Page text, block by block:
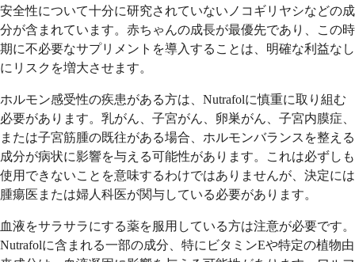
安全性について十分に研究されていないノコギリヤシなどの成
分が含まれています。赤ちゃんの成長が最優先であり、この時
期に不必要なサプリメントを導入することは、明確な利益なし
にリスクを増大させます。
ホルモン感受性の疾患がある方は、Nutrafolに慎重に取り組む
必要があります。乳がん、子宮がん、卵巣がん、子宮内膜症、
または子宮筋腫の既往がある場合、ホルモンバランスを整える
成分が病状に影響を与える可能性があります。これは必ずしも
使用できないことを意味するわけではありませんが、決定には
腫瘍医または婦人科医が関与している必要があります。
血液をサラサラにする薬を服用している方は注意が必要です。
Nutrafolに含まれる一部の成分、特にビタミンEや特定の植物由